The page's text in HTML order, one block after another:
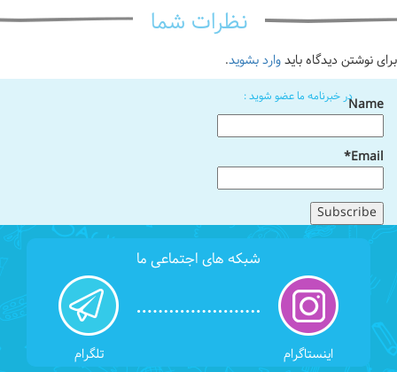
نظرات شما
برای نوشتن دیدگاه بایدوارد بشوید.
در خبرنامه ما عضو شوید :Name
Email*
شبکه های اجتماعی ما
اینستاگرام تلگرام